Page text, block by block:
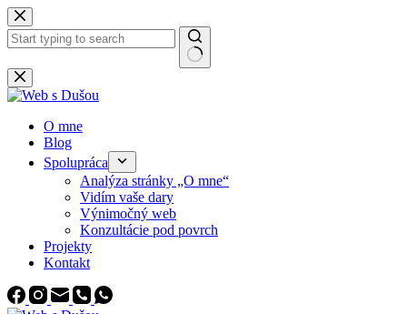
Skip
to
content
No
results
O mne
Blog
Spolupráca
Analýza stránky „O mne“
Vidím vaše dary
Výnimočný web
Konzultácie pod povrch
Projekty
Kontakt